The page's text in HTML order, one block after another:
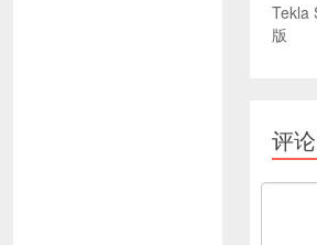
Tekla
版
评论